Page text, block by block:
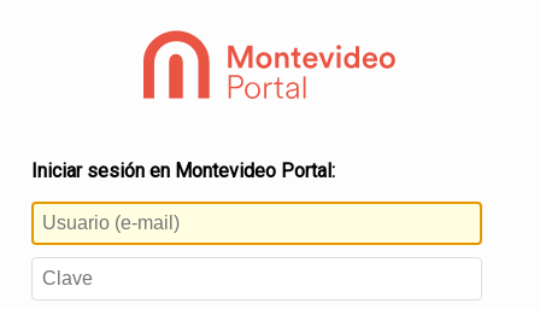
Iniciar sesión en Montevideo Portal: